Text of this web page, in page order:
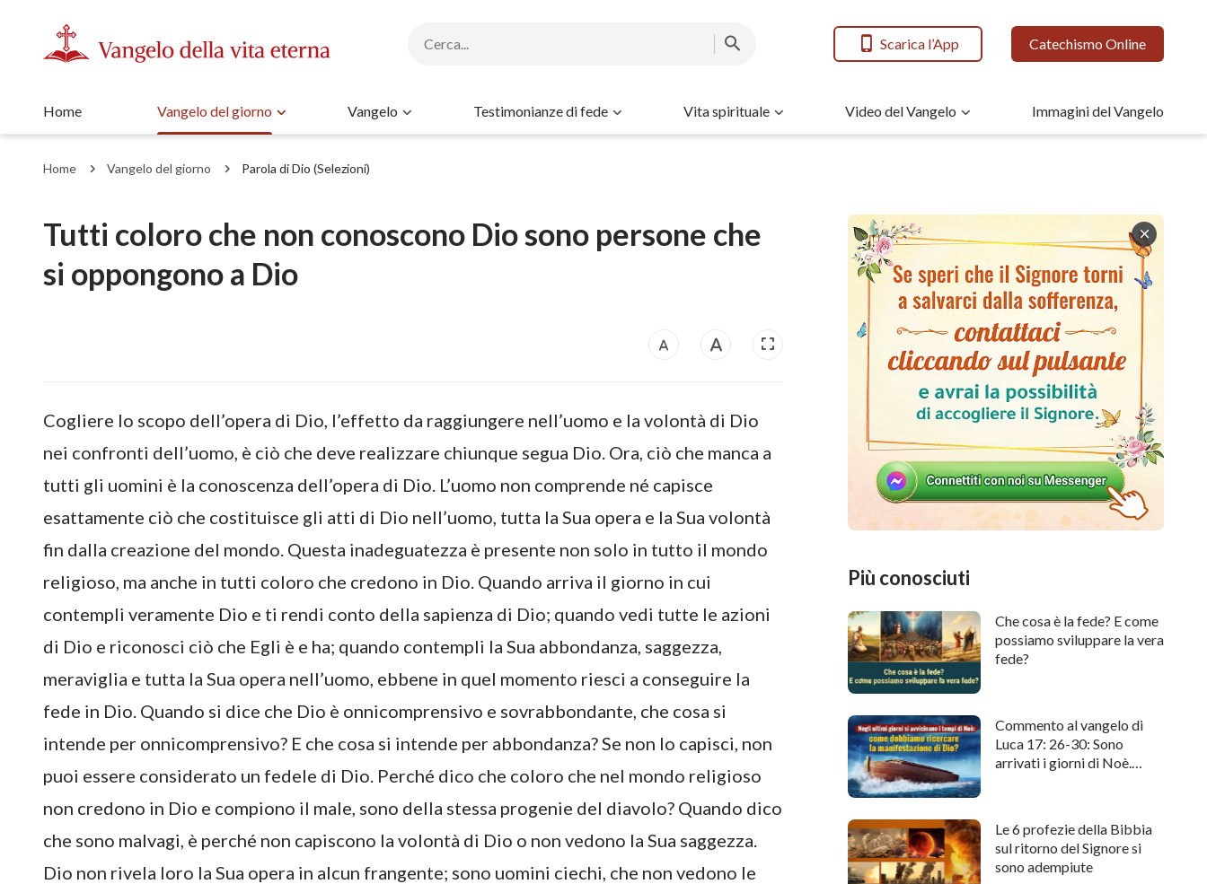
Scarica l’App Catechismo Online
Home Vangelo del giorno Vangelo Testimonianze di fede Vita spirituale Video del Vangelo Immagini del Vangelo
Home Vangelo del giorno Parola di Dio (Selezioni)
Tutti coloro che non conoscono Dio sono persone che
si oppongono a Dio
Cogliere lo scopo dell’opera di Dio, l’effetto da raggiungere nell’uomo e la volontà di Dio
nei confronti dell’uomo, è ciò che deve realizzare chiunque segua Dio. Ora, ciò che manca a
tutti gli uomini è la conoscenza dell’opera di Dio. L’uomo non comprende né capisce
esattamente ciò che costituisce gli atti di Dio nell’uomo, tutta la Sua opera e la Sua volontà
fin dalla creazione del mondo. Questa inadeguatezza è presente non solo in tutto il mondo
religioso, ma anche in tutti coloro che credono in Dio. Quando arriva il giorno in cui
contempli veramente Dio e ti rendi conto della sapienza di Dio; quando vedi tutte le azioni
di Dio e riconosci ciò che Egli è e ha; quando contempli la Sua abbondanza, saggezza,
meraviglia e tutta la Sua opera nell’uomo, ebbene in quel momento riesci a conseguire la
fede in Dio. Quando si dice che Dio è onnicomprensivo e sovrabbondante, che cosa si
intende per onnicomprensivo? E che cosa si intende per abbondanza? Se non lo capisci, non
puoi essere considerato un fedele di Dio. Perché dico che coloro che nel mondo religioso
non credono in Dio e compiono il male, sono della stessa progenie del diavolo? Quando dico
che sono malvagi, è perché non capiscono la volontà di Dio o non vedono la Sua saggezza.
Dio non rivela loro la Sua opera in alcun frangente; sono uomini ciechi, che non vedono le
Più conosciuti
Che cosa è la fede? E come
possiamo sviluppare la vera
fede?
Commento al vangelo di
Luca 17: 26-30: Sono
arrivati i giorni di Noè.
Le 6 profezie della Bibbia
sul ritorno del Signore si
sono adempiute